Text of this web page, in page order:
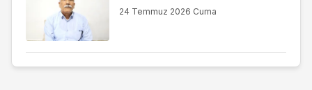
24 Temmuz 2026 Cuma